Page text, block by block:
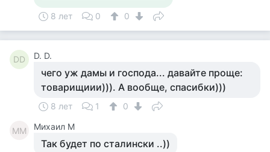
8 лет 0 0
DD D. D.
чего уж дамы и господа... давайте проще:
товарищиии))). А вообще, спасибки)))
8 лет 1 0
ММ Михаил М
Так будет по сталински ..))